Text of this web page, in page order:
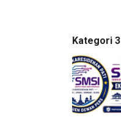
Kategori 3